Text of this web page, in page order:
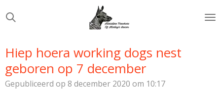
direct
hoofdinhoud
Hiep hoera working dogs nest
geboren op 7 december
Gepubliceerd op 8 december 2020 om 10:17